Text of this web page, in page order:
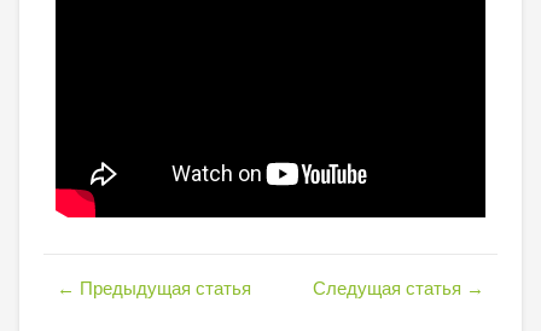
← Предыдущая статья Следущая статья →